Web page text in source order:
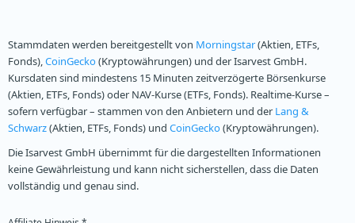
Stammdaten werden bereitgestellt von Morningstar(Aktien, ETFs,
Fonds),CoinGecko(Kryptowährungen) und der Isarvest GmbH.
Kursdaten sind mindestens 15 Minuten zeitverzögerte Börsenkurse
(Aktien, ETFs, Fonds) oder NAV-Kurse (ETFs, Fonds). Realtime-Kurse –
sofern verfügbar – stammen von den Anbietern und der Lang &
Schwarz(Aktien, ETFs, Fonds) und CoinGecko(Kryptowährungen).
Die Isarvest GmbH übernimmt für die dargestellten Informationen
keine Gewährleistung und kann nicht sicherstellen, dass die Daten
vollständig und genau sind.